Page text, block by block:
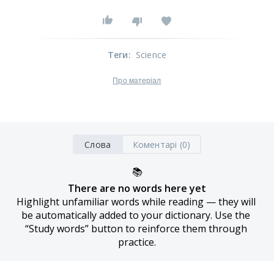
Теги: Science
Про матеріал
Слова Коментарі (0)
📚
There are no words here yet
Highlight unfamiliar words while reading — they will
be automatically added to your dictionary. Use the
“Study words” button to reinforce them through
practice.